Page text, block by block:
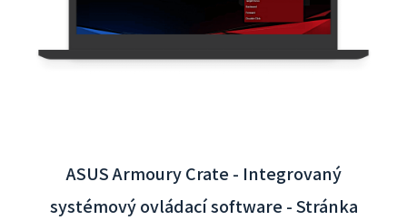
Interaktivní aplikace pro mezinárodní letiště
Taoyuan - Integrace backendového systému